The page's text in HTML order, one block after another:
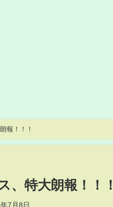
報！！！
、特大朗報！！！
7月8日